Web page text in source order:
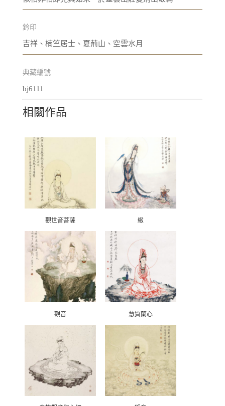
鈐印
吉祥、楠竺居士、夏荊山、空雲水月
典藏編號
bj6111
相關作品
觀世音菩薩 緻
觀音 慧質蘭心